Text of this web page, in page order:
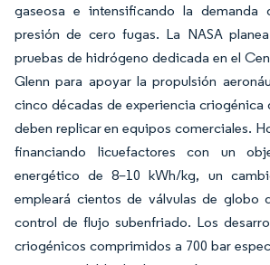
gaseosa e intensificando la demanda
presión de cero fugas. La NASA
pruebas de hidrógeno dedicada en el
Glenn para apoyar la propulsión
cinco décadas de experiencia criogénica
deben replicar en equipos comerciales.
financiando licuefactores con un
energético de 8–10 kWh/kg, un
empleará cientos de válvulas de globo
control de flujo subenfriado. Los
criogénicos comprimidos a 700 bar